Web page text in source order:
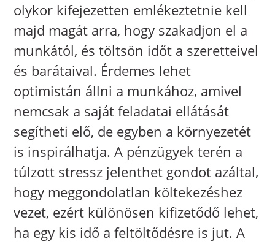
olykor kifejezetten emlékeztetnie kell
majd magát arra, hogy szakadjon el a
munkától, és töltsön időt a szeretteivel
és barátaival. Érdemes lehet
optimistán állni a munkához, amivel
nemcsak a saját feladatai ellátását
segítheti elő, de egyben a környezetét
is inspirálhatja. A pénzügyek terén a
túlzott stressz jelenthet gondot azáltal,
hogy meggondolatlan költekezéshez
vezet, ezért különösen kifizetődő lehet,
ha egy kis idő a feltöltődésre is jut. A